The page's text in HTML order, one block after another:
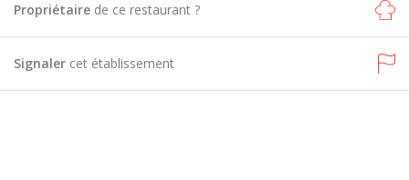
Propriétaire de ce restaurant ?
Signaler cet établissement